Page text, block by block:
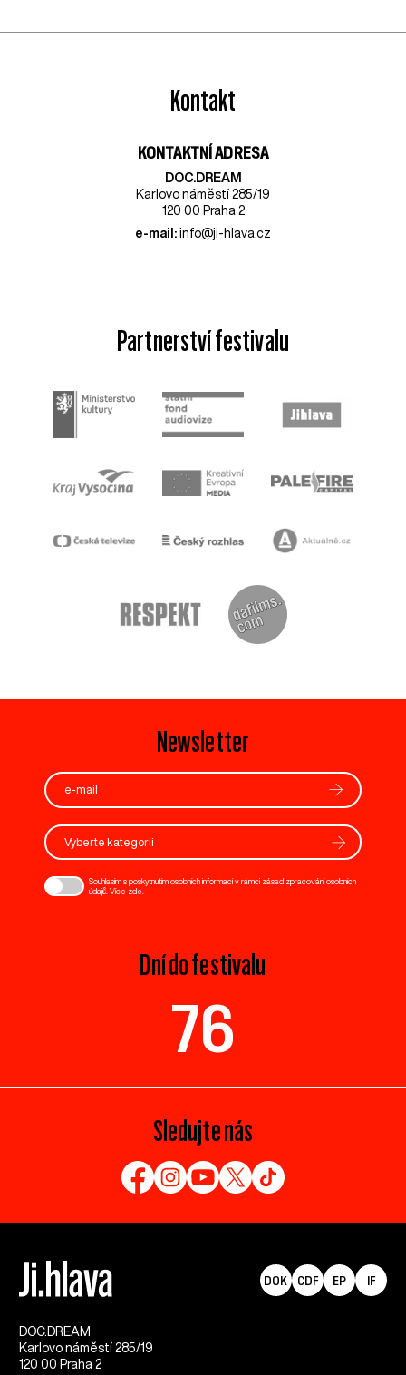
Kontakt
KONTAKTNÍ ADRESA
DOC.DREAM​
Karlovo náměstí 285/19
120 00 Praha 2
e-mail: info@ji-hlava.cz
Partnerství festivalu
Newsletter
Vyberte kategorii
Souhlasím s poskytnutím osobních informací v rámci zásad zpracování osobních
údajů. Více zde
Dní do festivalu
76
Sledujte nás
DOC.DREAM​
Karlovo náměstí 285/19
120 00 Praha 2
DOK CDF EP IF